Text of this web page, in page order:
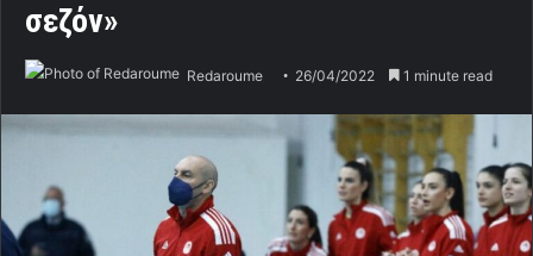
σεζόν»
Redaroume 26/04/2022 1 minute read